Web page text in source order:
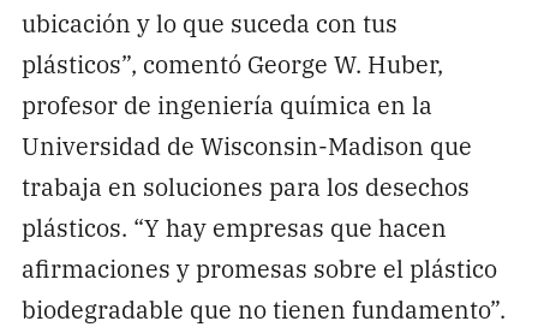
ubicación y lo que suceda con tus
plásticos”, comentó George W. Huber,
profesor de ingeniería química en la
Universidad de Wisconsin-Madison que
trabaja en soluciones para los desechos
plásticos. “Y hay empresas que hacen
afirmaciones y promesas sobre el plástico
biodegradable que no tienen fundamento”.